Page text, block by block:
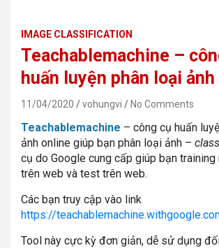
IMAGE CLASSIFICATION
Teachablemachine –
huấn luyện phân loại ảnh
11/04/2020 vohungvi No Comments
Teachablemachine – công cụ huấn
ảnh online giúp bạn phân loại ảnh –
cụ do Google cung cấp giúp bạn
trên web và test trên web.
Các bạn truy cập vào link
https://
Tool này cực kỳ đơn giản, dễ sử dụng